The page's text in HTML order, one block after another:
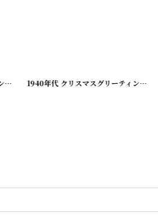
1940年代 クリスマスグリーティング ビンテージカード [210928-3] 1940年代 クリスマスグリーティング ビンテージカード